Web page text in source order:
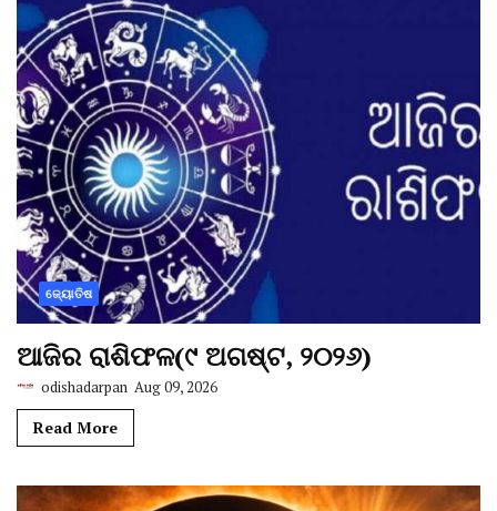
ଜ୍ୟୋତିଷ
ଆଜିର ରାଶିଫଳ(୯ ଅଗଷ୍ଟ, ୨୦୨୬)
odishadarpan Aug 09, 2026
Read More